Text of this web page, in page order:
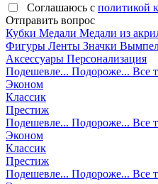
Соглашаюсь с политикой
Отправить вопрос
Кубки Медали Медали из
Фигуры Ленты Значки
Аксессуары Персонализация
Подешевле... Подороже... Все
Эконом
Классик
Престиж
Подешевле... Подороже... Все
Эконом
Классик
Престиж
Подешевле... Подороже... Все